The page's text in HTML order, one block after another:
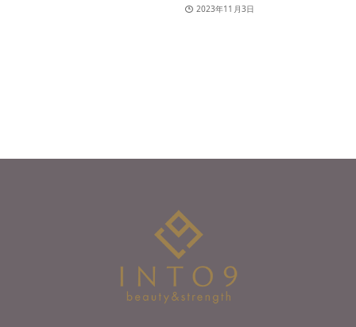
2023年11月3日